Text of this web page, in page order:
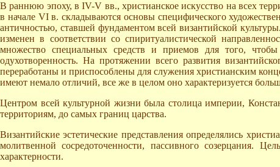
В раннюю эпоху, в IV-V вв., христианское искусство на всех
в начале VI в. складываются основы специфического
античностью, ставшей фундаментом всей византийской
изменен в соответствии со спиритуалистической
множество специальных средств и приемов для того,
одухотворенность. На протяжении всего развития
переработаны и приспособлены для служения христианским
имеют немало отличий, все же в целом оно характеризуется
Центром всей культурной жизни была столица империи,
территориям, до самых границ царства.
Византийские эстетические представления определялись
молитвенной сосредоточенности, пассивного созерцания.
характерности.